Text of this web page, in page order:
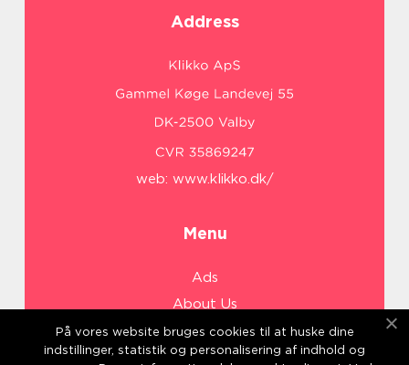
Address
web: www.klikko.dk/
Menu
Ads
About Us
Cookies
Contact
På vores website bruges cookies til at huske dine
indstillinger, statistik og personalisering af indhold og